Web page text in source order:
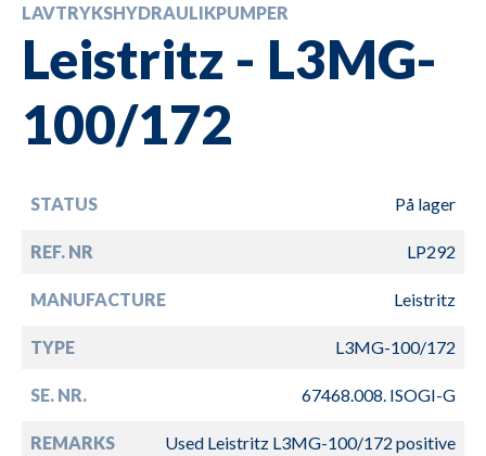
LAVTRYKSHYDRAULIKPUMPER
Leistritz - L3MG-
100/172
STATUS På lager
REF. NR LP292
MANUFACTURE Leistritz
TYPE L3MG-100/172
SE. NR. 67468.008. ISOGI-G
REMARKS
Used Leistritz L3MG-100/172 positive